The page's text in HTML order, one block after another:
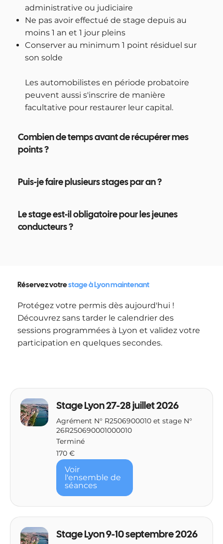
Réservez votrestage à Lyon maintenant
Protégez votre permis dès aujourd'hui !
Découvrez sans tarder le calendrier des
sessions programmées à Lyon et validez votre
participation en quelques secondes.
Stage Lyon 27-28 juillet 2026
Agrément N° R2506900010 et stage N°
26R250690001000010
Terminé
170
euros
170 €
Voir
l'ensemble de
séances
Stage Lyon 9-10 septembre 2026
administrative ou judiciaire
Ne pas avoir effectué de stage depuis au
moins 1 an et 1 jour pleins
Conserver au minimum 1 point résiduel sur
son solde
Les automobilistes en période probatoire
peuvent aussi s'inscrire de manière
facultative pour restaurer leur capital.
Combien de temps avant de récupérer mes
points ?
Puis-je faire plusieurs stages par an ?
Le stage est-il obligatoire pour les jeunes
conducteurs ?